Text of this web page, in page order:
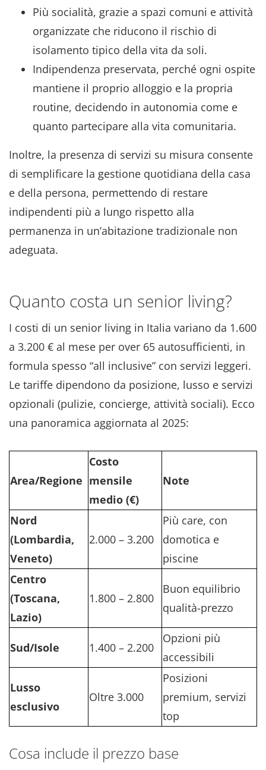
Più socialità, grazie a spazi comuni e attività
organizzate che riducono il rischio di
isolamento tipico della vita da soli.
Indipendenza preservata, perché ogni ospite
mantiene il proprio alloggio e la propria
routine, decidendo in autonomia come e
quanto partecipare alla vita comunitaria.
Inoltre, la presenza di servizi su misura consente
di semplificare la gestione quotidiana della casa
e della persona, permettendo di restare
indipendenti più a lungo rispetto alla
permanenza in un’abitazione tradizionale non
adeguata.
Quanto costa un senior living?
I costi di un senior living in Italia variano da 1.600
a 3.200 € al mese per over 65 autosufficienti, in
formula spesso “all inclusive” con servizi leggeri.
Le tariffe dipendono da posizione, lusso e servizi
opzionali (pulizie, concierge, attività sociali). Ecco
una panoramica aggiornata al 2025:
Area/Regione
Costo
mensile
medio (€)
Note
Nord
(Lombardia,
Veneto)
2.000 – 3.200
Più care, con
domotica e
piscine
Centro
(Toscana,
Lazio)
1.800 – 2.800
Buon equilibrio
qualità-prezzo
Sud/Isole 1.400 – 2.200
Opzioni più
accessibili
Lusso
esclusivo
Oltre 3.000
Posizioni
premium, servizi
top
Cosa include il prezzo base